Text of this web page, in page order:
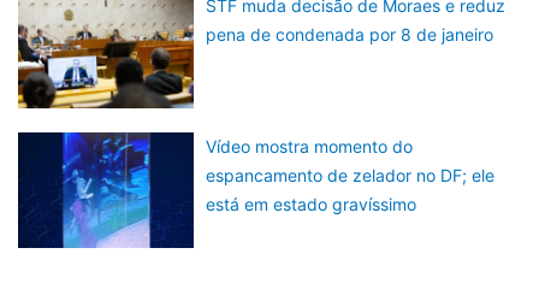
STF muda decisão de Moraes e reduz
pena de condenada por 8 de janeiro
Vídeo mostra momento do
espancamento de zelador no DF; ele
está em estado gravíssimo